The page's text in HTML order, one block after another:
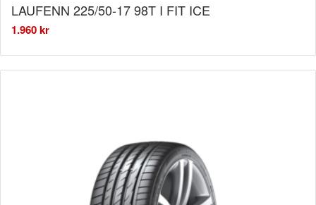
LAUFENN 225/50-17 98T I FIT ICE
1.960kr